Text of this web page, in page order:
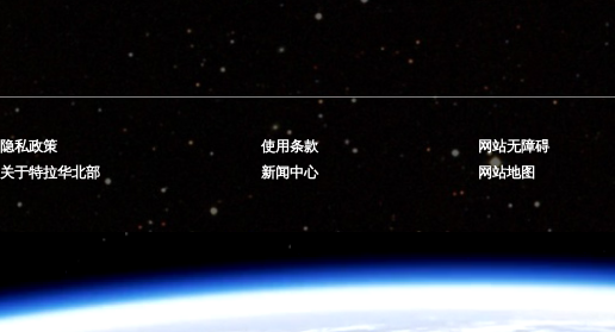
隐私政策 使用条款
网站无障碍
关于特拉华北部 新闻中心
网站地图